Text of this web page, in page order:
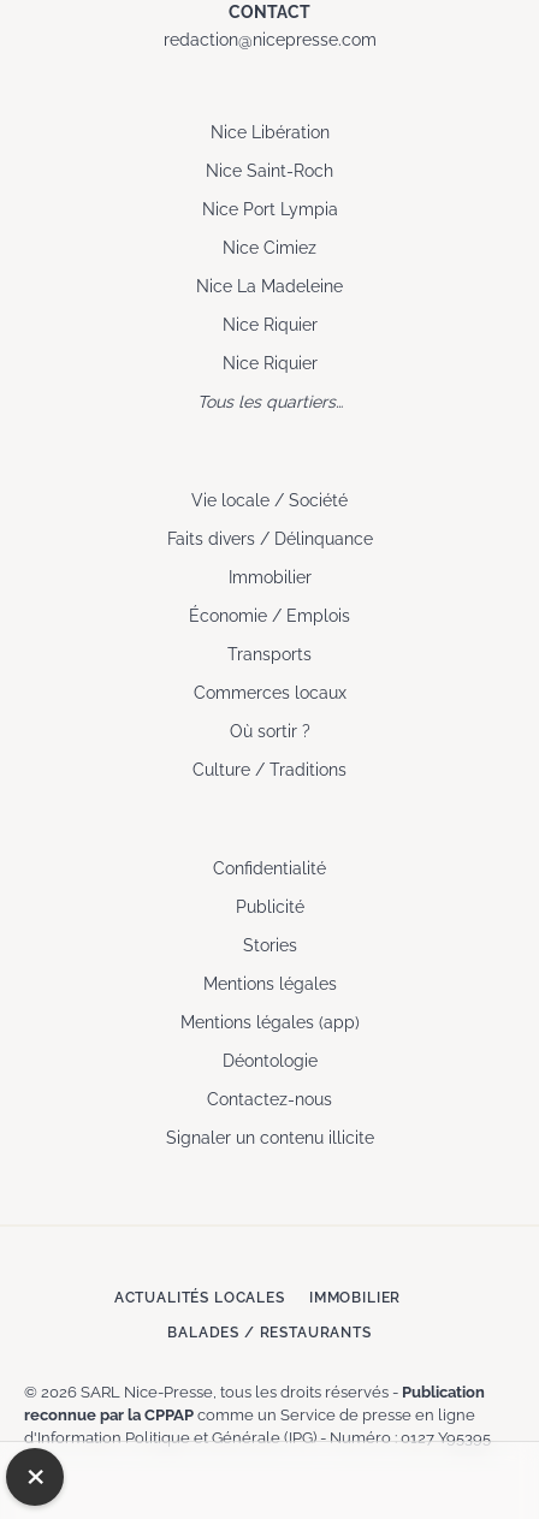
CONTACT
redaction@nicepresse.com
Nice Libération
Nice Saint-Roch
Nice Port Lympia
Nice Cimiez
Nice La Madeleine
Nice Riquier
Nice Riquier
Tous les quartiers…
Vie locale / Société
Faits divers / Délinquance
Immobilier
Économie / Emplois
Transports
Commerces locaux
Où sortir ?
Culture / Traditions
Confidentialité
Publicité
Stories
Mentions légales
Mentions légales (app)
Déontologie
Contactez-nous
Signaler un contenu illicite
ACTUALITÉS LOCALES IMMOBILIER
BALADES / RESTAURANTS
© 2026 SARL Nice-Presse, tous les droits réservés - Publication
reconnue par la CPPAP comme un Service de presse en ligne
d'Information Politique et Générale (IPG) - Numéro : 0127 Y95395
×